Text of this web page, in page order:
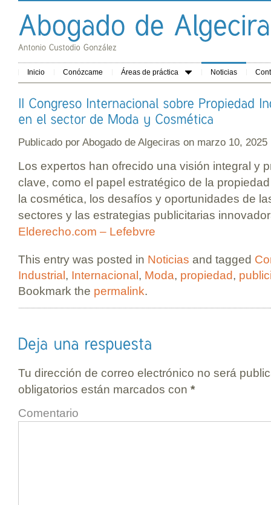
Inicio Conózcame Áreas de práctica Noticias
Publicado por Abogado de Algeciras on marzo 10,
Los expertos han ofrecido una visión integral y
clave, como el papel estratégico de la
la cosmética, los desafíos y oportunidades de
sectores y las estrategias publicitarias
Elderecho.com – Lefebvre
This entry was posted in Noticias and tagged
Industrial , Internacional , Moda, propiedad,
Bookmark the permalink.
Tu dirección de correo electrónico no será
obligatorios están marcados con *
Comentario